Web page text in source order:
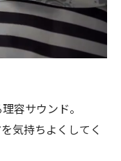
容サウンド。
気持ちよくしてく